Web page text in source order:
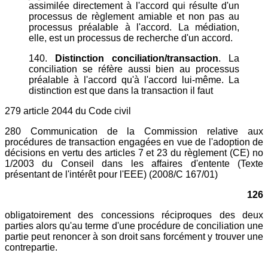
assimilée directement à l'accord qui résulte d'un
processus de règlement amiable et non pas au
processus préalable à l'accord. La médiation,
elle, est un processus de recherche d'un accord.
140.
Distinction conciliation/transaction. La
conciliation se réfère aussi bien au processus
préalable à l'accord qu'à l'accord lui-même. La
distinction est que dans la transaction il faut
279 article 2044 du Code civil
280 Communication de la Commission relative aux
procédures de transaction engagées en vue de l'adoption de
décisions en vertu des articles 7 et 23 du règlement (CE) no
1/2003 du Conseil dans les affaires d'entente (Texte
présentant de l'intérêt pour l'EEE) (2008/C 167/01)
126
obligatoirement des concessions réciproques des deux
parties alors qu'au terme d'une procédure de conciliation une
partie peut renoncer à son droit sans forcément y trouver une
contrepartie.